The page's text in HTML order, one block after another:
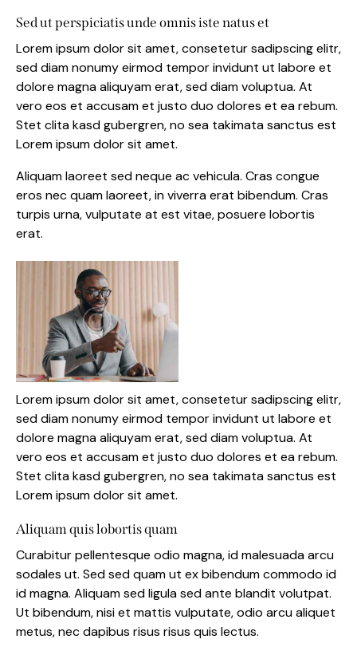
Sed ut perspiciatis unde omnis iste natus et
Lorem ipsum dolor sit amet, consetetur sadipscing elitr,
sed diam nonumy eirmod tempor invidunt ut labore et
dolore magna aliquyam erat, sed diam voluptua. At
vero eos et accusam et justo duo dolores et ea rebum.
Stet clita kasd gubergren, no sea takimata sanctus est
Lorem ipsum dolor sit amet.
Aliquam laoreet sed neque ac vehicula. Cras congue
eros nec quam laoreet, in viverra erat bibendum. Cras
turpis urna, vulputate at est vitae, posuere lobortis
erat.
Lorem ipsum dolor sit amet, consetetur sadipscing elitr,
sed diam nonumy eirmod tempor invidunt ut labore et
dolore magna aliquyam erat, sed diam voluptua. At
vero eos et accusam et justo duo dolores et ea rebum.
Stet clita kasd gubergren, no sea takimata sanctus est
Lorem ipsum dolor sit amet.
Aliquam quis lobortis quam
Curabitur pellentesque odio magna, id malesuada arcu
sodales ut. Sed sed quam ut ex bibendum commodo id
id magna. Aliquam sed ligula sed ante blandit volutpat.
Ut bibendum, nisi et mattis vulputate, odio arcu aliquet
metus, nec dapibus risus risus quis lectus.